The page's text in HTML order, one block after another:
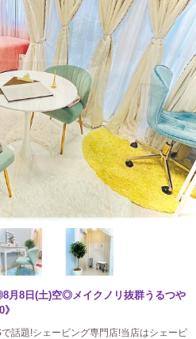
月8日(土)空◎メイクノリ抜群うるつや
話題!シェービング専門店!当店はシェービ